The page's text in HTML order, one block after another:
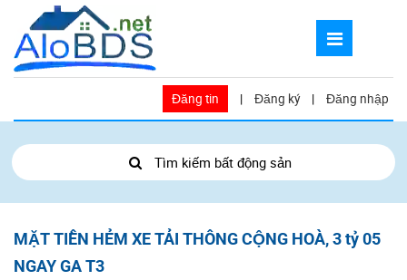
Đăng tin | Đăng ký | Đăng nhập
Tìm kiếm bất động sản
MẶT TIỀN HẺM XE TẢI THÔNG CỘNG HOÀ, 3 tỷ 05
NGAY GA T3